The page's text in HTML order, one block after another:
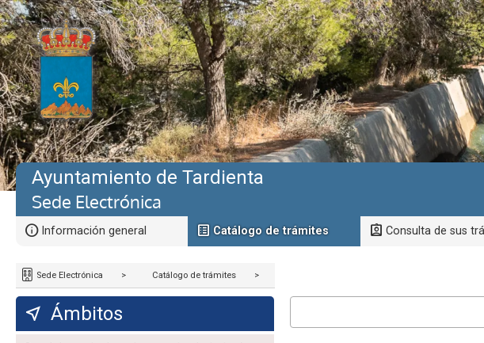
Sede Electrónica
Ayuntamiento de Tardienta
Información general Catálogo de trámites Consulta de sus
Sede Electrónica > Catálogo de trámites >
Ámbitos